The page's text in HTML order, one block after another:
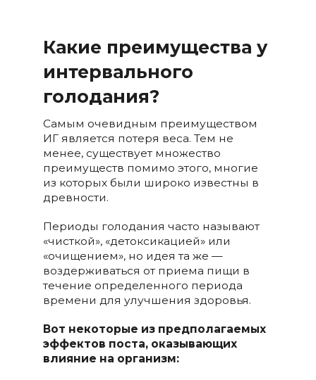
Какие преимущества у
интервального
голодания?
Самым очевидным преимуществом
ИГ является потеря веса. Тем не
менее, существует множество
преимуществ помимо этого, многие
из которых были широко известны в
древности.
Периоды голодания часто называют
«чисткой», «детоксикацией» или
«очищением», но идея та же —
воздерживаться от приема пищи в
течение определенного периода
времени для улучшения здоровья.
Вот некоторые из предполагаемых
эффектов поста, оказывающих
влияние на организм: